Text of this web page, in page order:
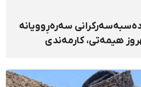
٣ ڕۆژ دەسبەسەرکرانی سەرەڕوویانە
هیمەتی، کارمەندی